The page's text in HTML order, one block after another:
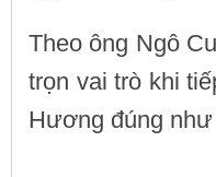
Theo ông Ngô
trọn vai trò khi
Hương đúng